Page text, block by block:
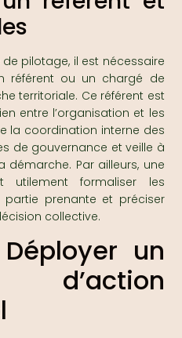
pilotage, il est nécessaire
référent ou un chargé de
territoriale. Ce référent est
entre l’organisation et les
la coordination interne des
de gouvernance et veille à
Par ailleurs, une
utilement formaliser les
prenante et préciser
collective.
un